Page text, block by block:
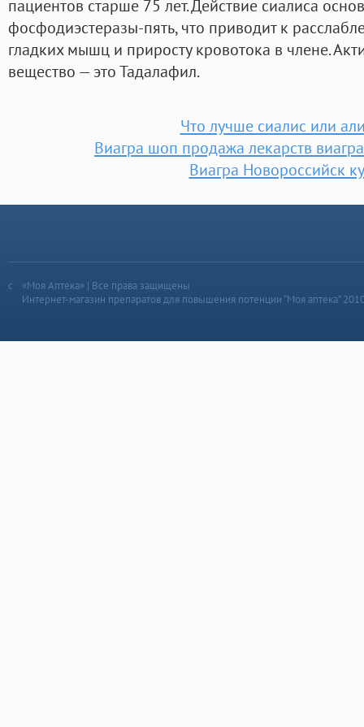
пациентов старше 75 лет. Действие сиалиса
фосфодиэстеразы-пять, что приводит к
гладких мышц и приросту кровотока в члене.
вещество — это Тадалафил.
Что лучше сиалис или
Виагра шоп продажа лекарств
Виагра Новороссийск
«Моя Аптека» | Все права защищены
Интернет-магазин препаратов для повышения потенции “Моя аптека”